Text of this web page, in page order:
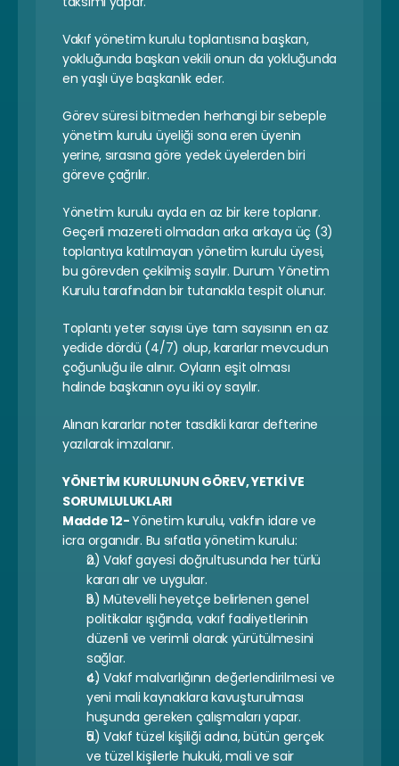
Vakıf yönetim kurulu toplantısına başkan,
yokluğunda başkan vekili onun da yokluğunda
en yaşlı üye başkanlık eder.
Görev süresi bitmeden herhangi bir sebeple
yönetim kurulu üyeliği sona eren üyenin
yerine, sırasına göre yedek üyelerden biri
göreve çağrılır.
Yönetim kurulu ayda en az bir kere toplanır.
Geçerli mazereti olmadan arka arkaya üç (3)
toplantıya katılmayan yönetim kurulu üyesi,
bu görevden çekilmiş sayılır. Durum Yönetim
Kurulu tarafından bir tutanakla tespit olunur.
Toplantı yeter sayısı üye tam sayısının en az
yedide dördü (4/7) olup, kararlar mevcudun
çoğunluğu ile alınır. Oyların eşit olması
halinde başkanın oyu iki oy sayılır.
Alınan kararlar noter tasdikli karar defterine
yazılarak imzalanır.
YÖNETİM KURULUNUN GÖREV, YETKİ VE
SORUMLULUKLARI
Madde 12- Yönetim kurulu, vakfın idare ve
icra organıdır. Bu sıfatla yönetim kurulu:
a) Vakıf gayesi doğrultusunda her türlü
kararı alır ve uygular.
b) Mütevelli heyetçe belirlenen genel
politikalar ışığında, vakıf faaliyetlerinin
düzenli ve verimli olarak yürütülmesini
sağlar.
c) Vakıf malvarlığının değerlendirilmesi ve
yeni mali kaynaklara kavuşturulması
huşunda gereken çalışmaları yapar.
d) Vakıf tüzel kişiliği adına, bütün gerçek
ve tüzel kişilerle hukuki, mali ve sair